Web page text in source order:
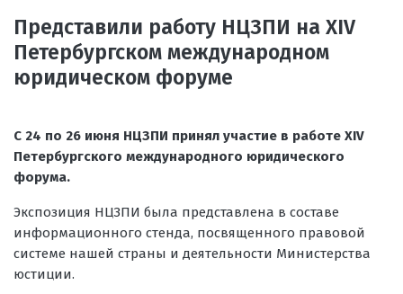
Представили работу НЦЗПИ на XIV
Петербургском международном
юридическом форуме
С 24 по 26 июня НЦЗПИ принял участие в работе XIV
Петербургского международного юридического
форума.
Экспозиция НЦЗПИ была представлена в составе
информационного стенда, посвященного правовой
системе нашей страны и деятельности Министерства
юстиции.